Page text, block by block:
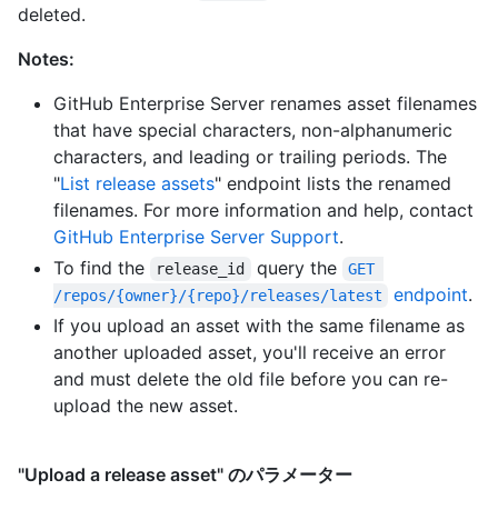
deleted.
Notes:
GitHub Enterprise Server renames asset filenames
that have special characters, non-alphanumeric
characters, and leading or trailing periods. The
"List release assets" endpoint lists the renamed
filenames. For more information and help, contact
GitHub Enterprise Server Support.
To find the
release_id query the
GET
/repos/{owner}/{repo}/releases/latest
endpoint.
If you upload an asset with the same filename as
another uploaded asset, you'll receive an error
and must delete the old file before you can re-
upload the new asset.
"Upload a release asset" のパラメーター